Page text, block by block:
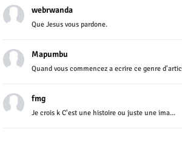
webrwanda
Que Jesus vous pardone.
Mapumbu
Quand vous commencez a ecrire ce genre
fmg
Je crois k C'est une histoire ou juste une ima...